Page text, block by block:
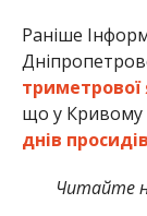
Раніше
що у Кривому
днів
Читайте